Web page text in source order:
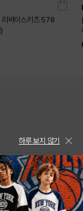
리바이스키즈 578
하루 보지 않기